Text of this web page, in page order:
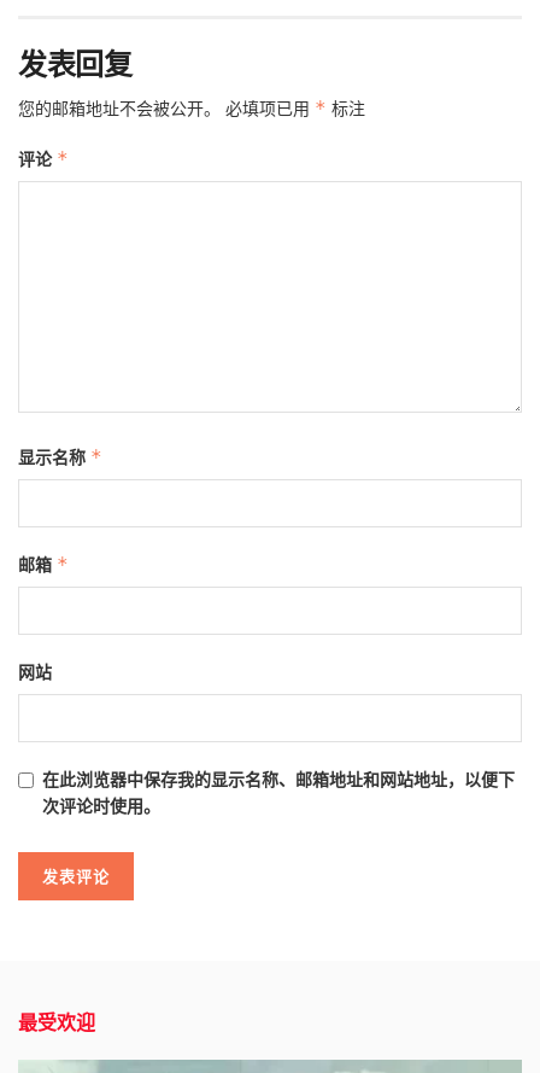
发表回复
您的邮箱地址不会被公开。 必填项已用 * 标注
评论 *
显示名称 *
邮箱 *
网站
在此浏览器中保存我的显示名称、邮箱地址和网站地址，以便下
次评论时使用。
最受欢迎